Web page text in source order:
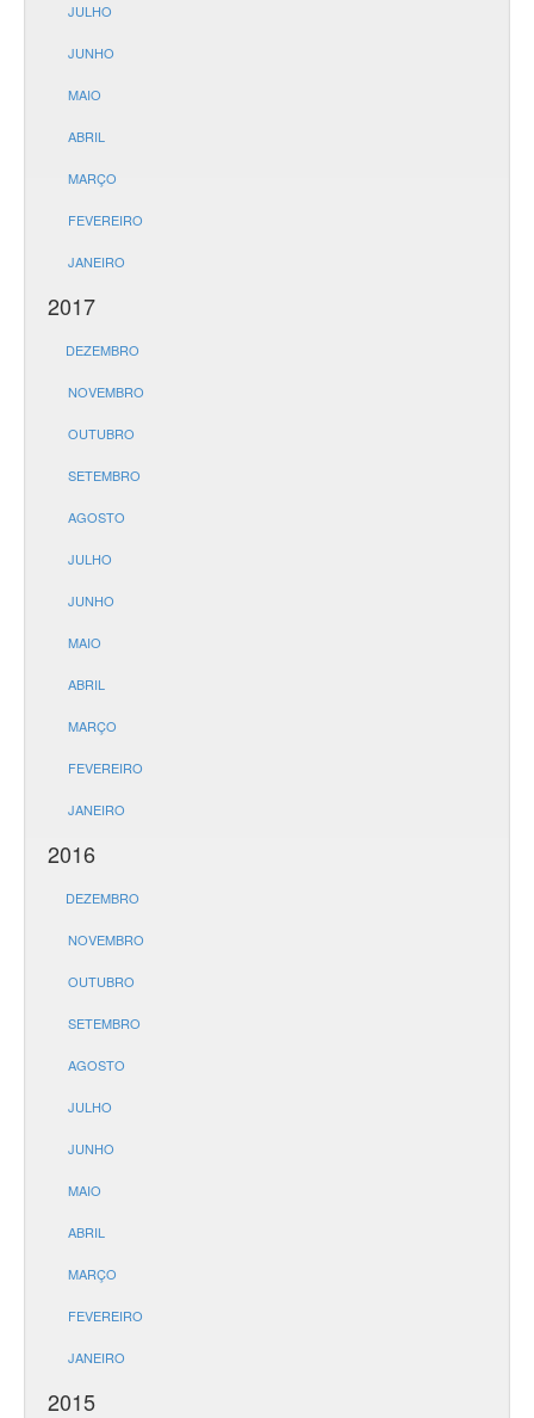
JULHO
JUNHO
MAIO
ABRIL
MARÇO
FEVEREIRO
JANEIRO
2017
DEZEMBRO
NOVEMBRO
OUTUBRO
SETEMBRO
AGOSTO
JULHO
JUNHO
MAIO
ABRIL
MARÇO
FEVEREIRO
JANEIRO
2016
DEZEMBRO
NOVEMBRO
OUTUBRO
SETEMBRO
AGOSTO
JULHO
JUNHO
MAIO
ABRIL
MARÇO
FEVEREIRO
JANEIRO
2015